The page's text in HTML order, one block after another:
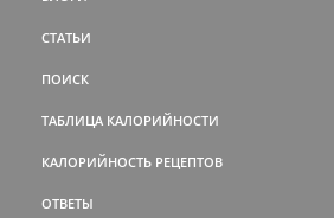
СТАТЬИ
ПОИСК
ТАБЛИЦА КАЛОРИЙНОСТИ
КАЛОРИЙНОСТЬ РЕЦЕПТОВ
ОТВЕТЫ